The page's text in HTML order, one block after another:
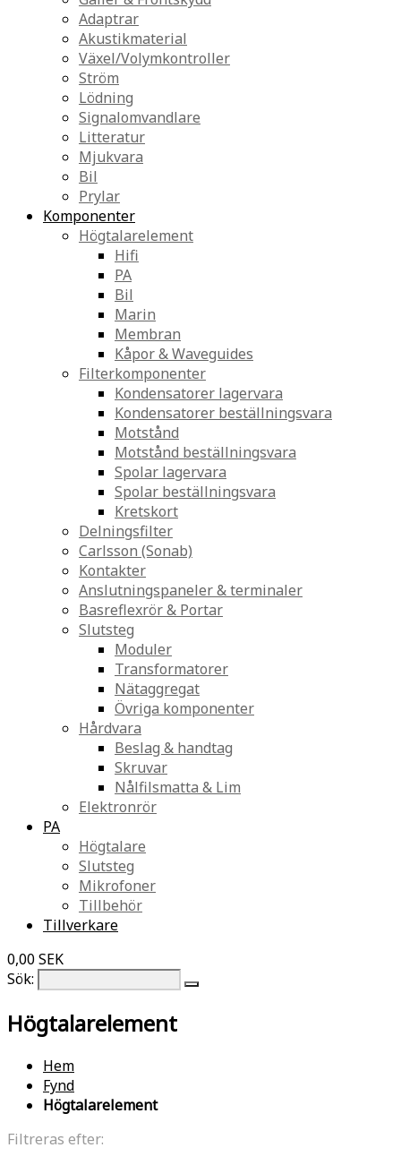
Adaptrar
Akustikmaterial
Växel/Volymkontroller
Ström
Lödning
Signalomvandlare
Litteratur
Mjukvara
Bil
Prylar
Komponenter
Högtalarelement
Hifi
PA
Bil
Marin
Membran
Kåpor & Waveguides
Filterkomponenter
Kondensatorer lagervara
Kondensatorer beställningsvara
Motstånd
Motstånd beställningsvara
Spolar lagervara
Spolar beställningsvara
Kretskort
Delningsfilter
Carlsson (Sonab)
Kontakter
Anslutningspaneler & terminaler
Basreflexrör & Portar
Slutsteg
Moduler
Transformatorer
Nätaggregat
Övriga komponenter
Hårdvara
Beslag & handtag
Skruvar
Nålfilsmatta & Lim
Elektronrör
PA
Högtalare
Slutsteg
Mikrofoner
Tillbehör
Tillverkare
0,00 SEK
Sök:
Högtalarelement
Hem
Fynd
Högtalarelement
Filtreras efter: